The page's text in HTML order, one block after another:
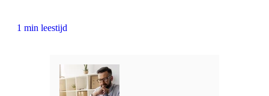
1 min leestijd